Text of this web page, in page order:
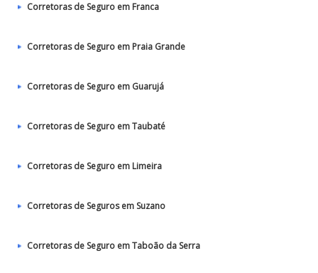
Corretoras de Seguro em Franca
Corretoras de Seguro em Praia Grande
Corretoras de Seguro em Guarujá
Corretoras de Seguro em Taubaté‎
Corretoras de Seguro em Limeira
Corretoras de Seguros em Suzano
Corretoras de Seguro em Taboão da Serra